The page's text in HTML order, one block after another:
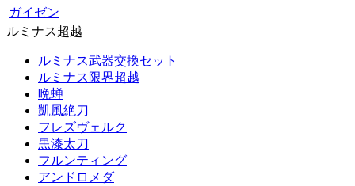
ガイゼン
ルミナス超越
ルミナス武器交換セット
ルミナス限界超越
晩蝉
凱風絶刀
フレズヴェルク
黒漆太刀
フルンティング
アンドロメダ